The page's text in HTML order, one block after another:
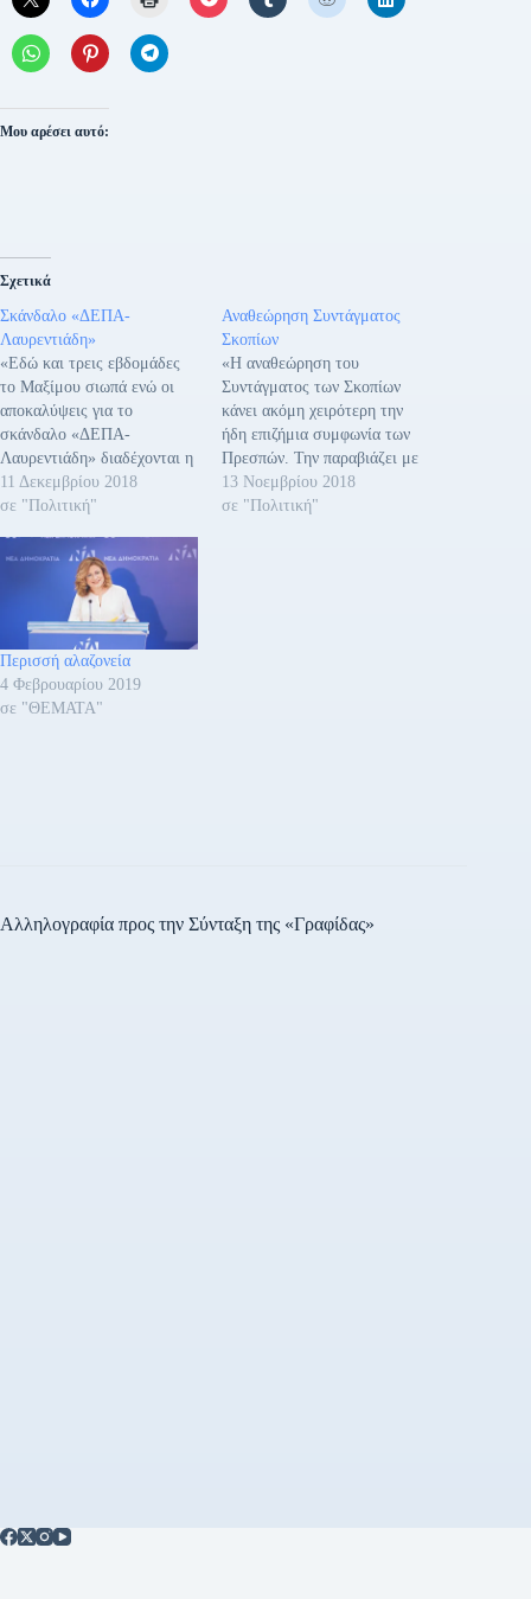
Μου αρέσει αυτό:
Σχετικά
Σκάνδαλο «ΔΕΠΑ-
Λαυρεντιάδη»
«Εδώ και τρεις εβδομάδες
το Μαξίμου σιωπά ενώ οι
αποκαλύψεις για το
σκάνδαλο «ΔΕΠΑ-
Λαυρεντιάδη» διαδέχονται η
μία την άλλη. Και τα
ερωτήματα που θέτουμε
είναι η σχέση του κ.
Μανώλη Πετσίτη με το
Μέγαρο. Και να ξέρουμε,
επίσης, τι είδους υπηρεσίες
παρείχε στο συγκεκριμένο
επιχειρηματία,…
11 Δεκεμβρίου 2018
σε "Πολιτική"
Αναθεώρηση Συντάγματος
Σκοπίων
«Η αναθεώρηση του
Συντάγματος των Σκοπίων
κάνει ακόμη χειρότερη την
ήδη επιζήμια συμφωνία των
Πρεσπών. Την παραβιάζει με
τρεις τρόπους: • Διατηρεί
τον αλυτρωτισμό. •
13 Νοεμβρίου 2018
σε "Πολιτική"
Περισσή αλαζονεία
4 Φεβρουαρίου 2019
σε "ΘΕΜΑΤΑ"
Αλληλογραφία προς την Σύνταξη της «Γραφίδας»